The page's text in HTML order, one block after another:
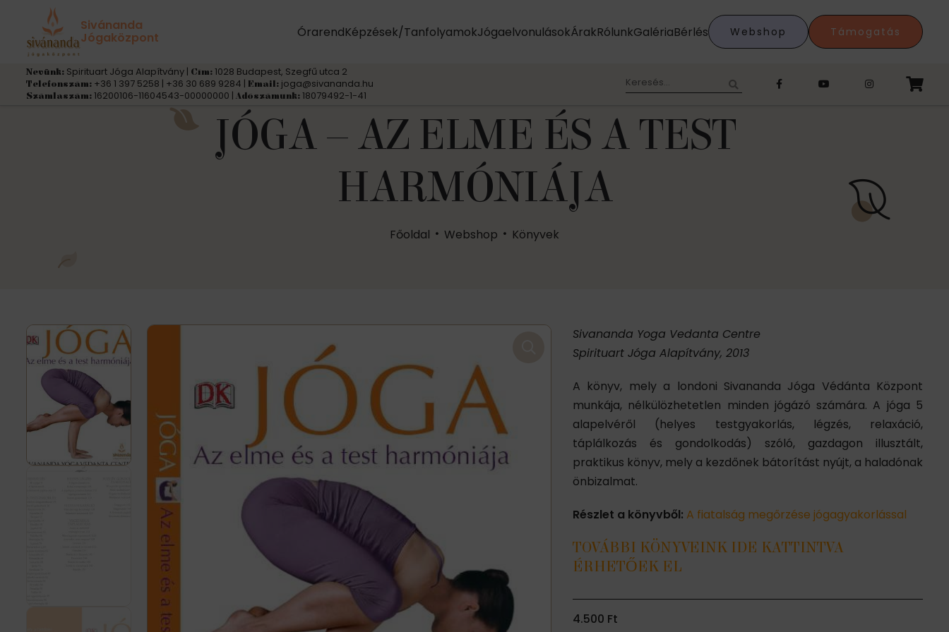
Sivánanda
Jógaközpont ÓrarendKépzések/TanfolyamokJógaelvonulásokÁrakRólunkGalériaBérlés Webshop Támogatás
Nevünk: Spirituart Jóga Alapítvány | Cím: 1028 Budapest, Szegfű utca 2
Telefonszám: +36 1 397 5258 | +36 30 689 9284 | Email: joga@sivananda.hu
Számlaszám: 16200106-11604543-00000000 | Adószámunk: 18079492-1-41
Keresés:
JÓGA – AZ ELME ÉS A TEST
HARMÓNIÁJA
Főoldal Webshop Könyvek
Sivananda Yoga Vedanta Centre
Spirituart Jóga Alapítvány, 2013
A könyv, mely a londoni Sivananda Jóga Védánta Központ
munkája, nélkülözhetetlen minden jógázó számára. A jóga 5
alapelvéről (helyes testgyakorlás, légzés, relaxáció,
táplálkozás és gondolkodás) szóló, gazdagon illusztált,
praktikus könyv, mely a kezdőnek bátorítást nyújt, a haladónak
önbizalmat.
Részlet a könyvből: A fiatalság megőrzése jógagyakorlással
TOVÁBBI KÖNYVEINK IDE KATTINTVA
ÉRHETŐEK EL
4.500 Ft